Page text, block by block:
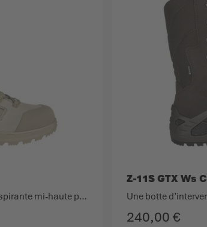
Une chaussure d’intervention respirante mi-haute pour femmes, en daim perméable à la vapeur d’eau.
240,00 €
Z-11S GTX Ws C